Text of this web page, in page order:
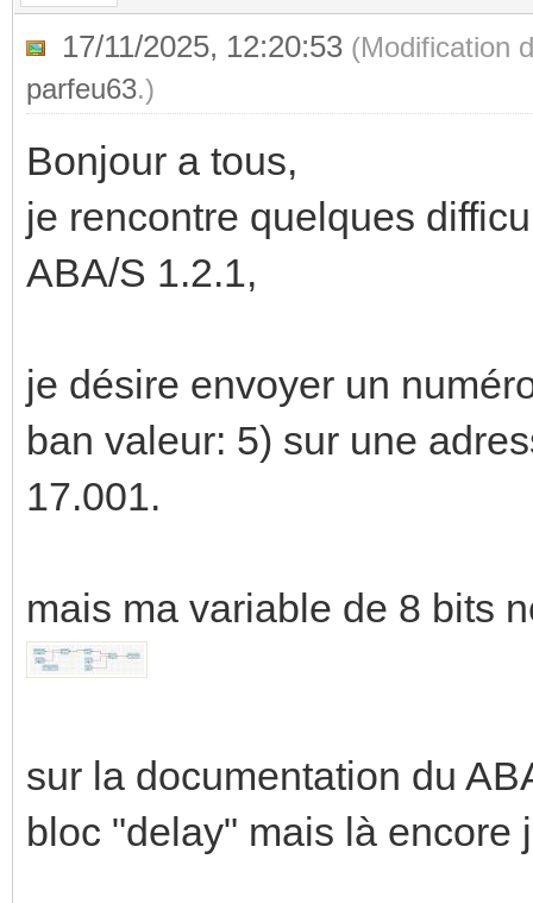
17/11/2025, 12:20:53 (Modification
parfeu63.)
Bonjour a tous,
je rencontre quelques
ABA/S 1.2.1,
je désire envoyer un
ban valeur: 5) sur une
17.001.
mais ma variable de 8 bits
sur la documentation du
bloc "delay" mais là